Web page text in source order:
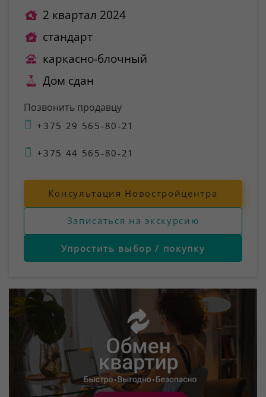
2 квартал 2024
стандарт
каркасно-блочный
Дом сдан
Позвонить продавцу
+375 29 565-80-21
+375 44 565-80-21
Консультация Новостройцентра
Записаться на экскурсию
Упростить выбор / покупку